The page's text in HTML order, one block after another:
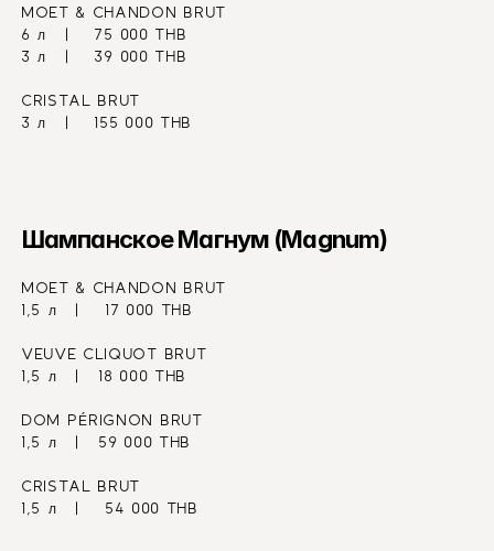
MOET & CHANDON BRUT
6 л   |    75 000 THB
3 л   |    39 000 THB
CRISTAL BRUT
3 л   |    155 000 THB
Шампанское Магнум (Magnum)
MOET & CHANDON BRUT
1,5 л   |    17 000 THB
VEUVE CLIQUOT BRUT
1,5 л   |   18 000 THB
DOM PÉRIGNON BRUT
1,5 л   |   59 000 THB
CRISTAL BRUT
1,5 л   |    54 000 THB